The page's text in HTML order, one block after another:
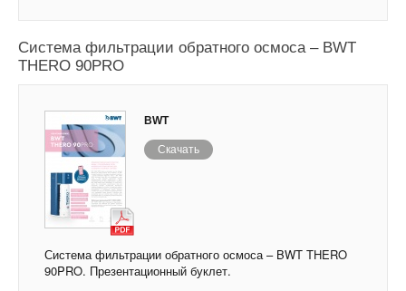
Система фильтрации обратного осмоса – BWT
THERO 90PRO
BWT
Скачать
Система фильтрации обратного осмоса – BWT THERO
90PRO. Презентационный буклет.